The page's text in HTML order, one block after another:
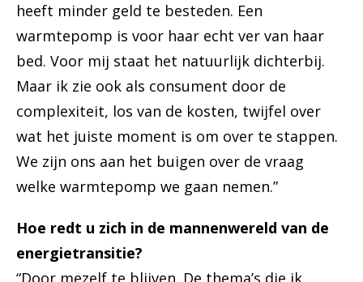
heeft minder geld te besteden. Een
warmtepomp is voor haar echt ver van haar
bed. Voor mij staat het natuurlijk dichterbij.
Maar ik zie ook als consument door de
complexiteit, los van de kosten, twijfel over
wat het juiste moment is om over te stappen.
We zijn ons aan het buigen over de vraag
welke warmtepomp we gaan nemen.”
Hoe redt u zich in de mannenwereld van de
energietransitie?
“Door mezelf te blijven. De thema’s die ik